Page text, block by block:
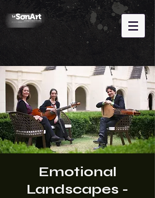
Emotional
Landscapes -